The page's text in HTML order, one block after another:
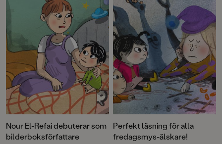
Nour El-Refai debuterar som
bilderboksförfattare
Perfekt läsning för alla
fredagsmys-älskare!